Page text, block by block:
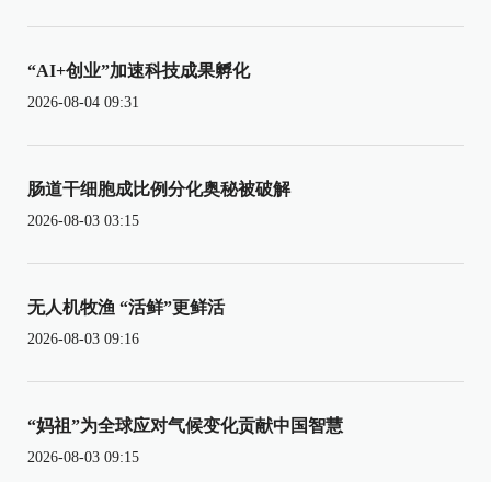
“AI+创业”加速科技成果孵化
2026-08-04 09:31
肠道干细胞成比例分化奥秘被破解
2026-08-03 03:15
无人机牧渔 “活鲜”更鲜活
2026-08-03 09:16
“妈祖”为全球应对气候变化贡献中国智慧
2026-08-03 09:15